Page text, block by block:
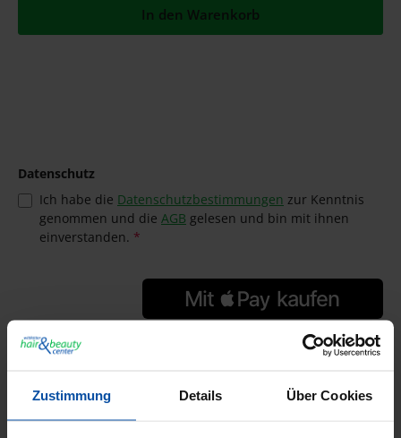
Zustimmung Details Über Cookies
In den Warenkorb
Datenschutz
Ich habe die Datenschutzbestimmungen zur Kenntnis
genommen und die AGB gelesen und bin mit ihnen
einverstanden. *
GTIN/EAN:
Wimpernwelle
Herstellernummer: